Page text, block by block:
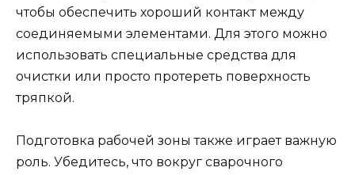
чтобы обеспечить хороший контакт между
соединяемыми элементами. Для этого можно
использовать специальные средства для
очистки или просто протереть поверхность
тряпкой.
Подготовка рабочей зоны также играет важную
роль. Убедитесь, что вокруг сварочного